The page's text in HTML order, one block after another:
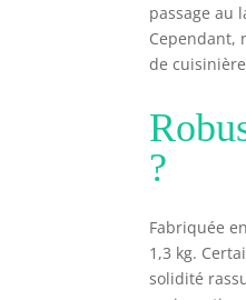
passage au
Cependant,
de
?
Fabriquée
1,3 kg.
solidité